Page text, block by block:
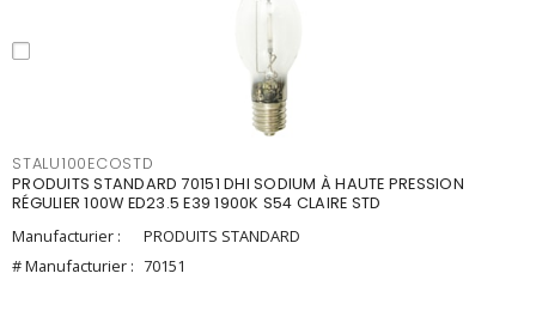
STALU100ECOSTD
PRODUITS STANDARD 70151 DHI SODIUM À HAUTE PRESSION
RÉGULIER 100W ED23.5 E39 1900K S54 CLAIRE STD
Manufacturier :
PRODUITS STANDARD
# Manufacturier : 70151